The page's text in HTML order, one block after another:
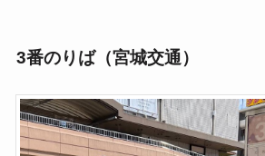
3番のりば（宮城交通）